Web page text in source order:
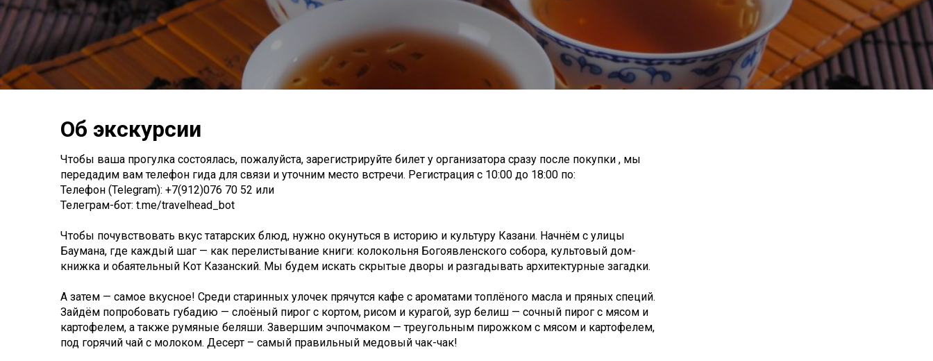
Об экскурсии
Чтобы ваша прогулка состоялась, пожалуйста, зарегистрируйте билет у организатора сразу после покупки , мы
передадим вам телефон гида для связи и уточним место встречи. Регистрация с 10:00 до 18:00 по:
Телефон (Telegram): +7(912)076 70 52 или
Телеграм-бот: t.me/travelhead_bot
Чтобы почувствовать вкус татарских блюд, нужно окунуться в историю и культуру Казани. Начнём с улицы
Баумана, где каждый шаг — как перелистывание книги: колокольня Богоявленского собора, культовый дом-
книжка и обаятельный Кот Казанский. Мы будем искать скрытые дворы и разгадывать архитектурные загадки.
А затем — самое вкусное! Среди старинных улочек прячутся кафе с ароматами топлёного масла и пряных специй.
Зайдём попробовать губадию — слоёный пирог с кортом, рисом и курагой, зур белиш — сочный пирог с мясом и
картофелем, а также румяные беляши. Завершим эчпочмаком — треугольным пирожком с мясом и картофелем,
под горячий чай с молоком. Десерт – самый правильный медовый чак-чак!